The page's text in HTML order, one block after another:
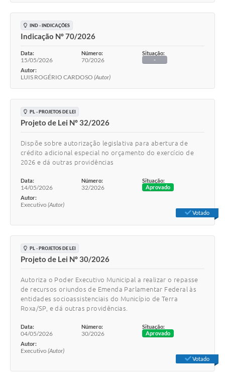
IND - INDICAÇÕES
Indicação Nº 70/2026
Data:
15/05/2026
Número:
70/2026
Situação:
-
Autor:
LUIS ROGÉRIO CARDOSO (Autor)
PL - PROJETOS DE LEI
Projeto de Lei Nº 32/2026
Dispõe sobre autorização legislativa para abertura de
crédito adicional especial no orçamento do exercício de
2026 e dá outras providências
Data:
14/05/2026
Número:
32/2026
Situação:
Aprovado
Autor:
Executivo (Autor)
Votado
PL - PROJETOS DE LEI
Projeto de Lei Nº 30/2026
Autoriza o Poder Executivo Municipal a realizar o repasse
de recursos oriundos de Emenda Parlamentar Federal às
entidades socioassistenciais do Município de Terra
Roxa/SP, e dá outras providências.
Data:
04/05/2026
Número:
30/2026
Situação:
Aprovado
Autor:
Executivo (Autor)
Votado